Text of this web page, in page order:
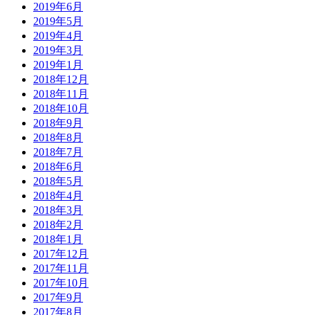
2019年6月
2019年5月
2019年4月
2019年3月
2019年1月
2018年12月
2018年11月
2018年10月
2018年9月
2018年8月
2018年7月
2018年6月
2018年5月
2018年4月
2018年3月
2018年2月
2018年1月
2017年12月
2017年11月
2017年10月
2017年9月
2017年8月